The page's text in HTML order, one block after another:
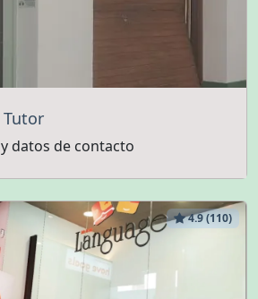
datos de contacto
4.9 (110)